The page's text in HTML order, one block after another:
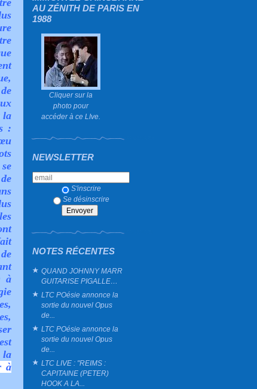
AU ZÉNITH DE PARIS EN
1988
Cliquer sur la
photo pour
accéder à ce LIve.
NEWSLETTER
S'inscrire
Se désinscrire
NOTES RÉCENTES
QUAND JOHNNY MARR
GUITARISE PIGALLE…
LTC POésie annonce la
sortie du nouvel Opus
de...
LTC POésie annonce la
sortie du nouvel Opus
de...
LTC LIVE : "REIMS :
CAPITAINE (PETER)
HOOK A LA...
la
:
à
la
à